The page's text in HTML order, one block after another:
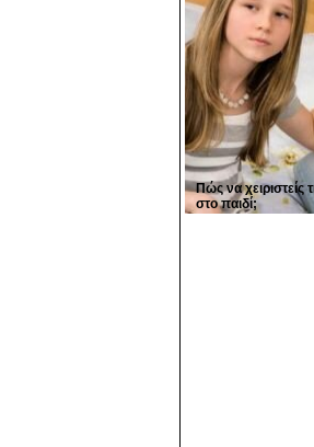
Πώς να
στο παιδί;